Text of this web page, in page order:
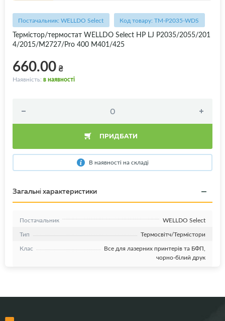
Постачальник: WELLDO Select Код товару: TM-P2035-WDS
Термістор/термостат WELLDO Select HP LJ P2035/2055/201
4/2015/M2727/Pro 400 M401/425
660.00₴
Наявність: в наявності
ПРИДБАТИ
В наявності на складі
Загальні характеристики
Постачальник
WELLDO Select
Тип
Термосвітч/Термістори
Клас
Все для лазерних принтерів та БФП,
чорно-білий друк